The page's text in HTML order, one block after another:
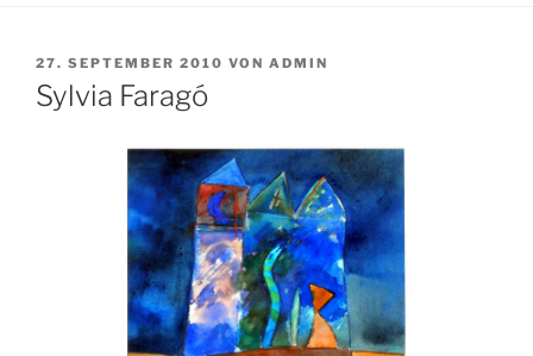
VERÖFFENTLICHT
AM
27. SEPTEMBER 2010 VON ADMIN
Sylvia Faragó